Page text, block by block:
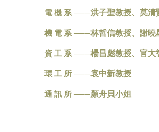
電 機 系 ───洪子聖教授、莫
機 電 系 ───林哲信教授、謝曉
資 工 系 ───楊昌彪教授、官大
環 工 所 ───袁中新教授
通 訊 所 ───顏舟貝小姐